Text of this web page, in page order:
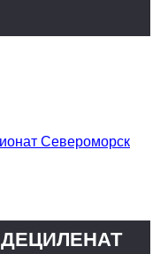
Североморск